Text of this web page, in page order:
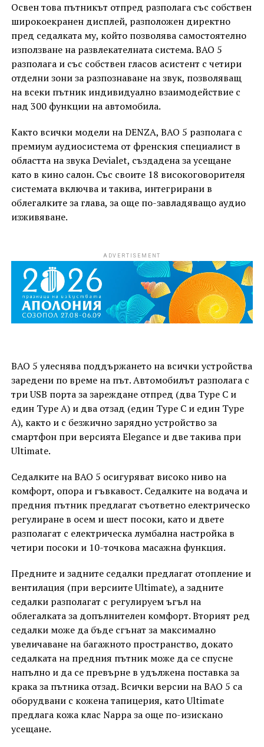
Освен това пътникът отпред разполага със собствен
широкоекранен дисплей, разположен директно
пред седалката му, който позволява самостоятелно
използване на развлекателната система. BAO 5
разполага и със собствен гласов асистент с четири
отделни зони за разпознаване на звук, позволяващ
на всеки пътник индивидуално взаимодействие с
над 300 функции на автомобила.
Както всички модели на DENZA, BAO 5 разполага с
премиум аудиосистема от френския специалист в
областта на звука Devialet, създадена за усещане
като в кино салон. Със своите 18 високоговорителя
системата включва и такива, интегрирани в
облегалките за глава, за още по-завладяващо аудио
изживяване.
ADVERTISEMENT
BAO 5 улеснява поддържането на всички устройства
заредени по време на път. Автомобилът разполага с
три USB порта за зареждане отпред (два Type C и
един Type A) и два отзад (един Type C и един Type
A), както и с безжично зарядно устройство за
смартфон при версията Elegance и две такива при
Ultimate.
Седалките на BAO 5 осигуряват високо ниво на
комфорт, опора и гъвкавост. Седалките на водача и
предния пътник предлагат съответно електрическо
регулиране в осем и шест посоки, като и двете
разполагат с електрическа лумбална настройка в
четири посоки и 10-точкова масажна функция.
Предните и задните седалки предлагат отопление и
вентилация (при версиите Ultimate), а задните
седалки разполагат с регулируем ъгъл на
облегалката за допълнителен комфорт. Вторият ред
седалки може да бъде сгънат за максимално
увеличаване на багажното пространство, докато
седалката на предния пътник може да се спусне
напълно и да се превърне в удължена поставка за
крака за пътника отзад. Всички версии на BAO 5 са
оборудвани с кожена тапицерия, като Ultimate
предлага кожа клас Nappa за още по-изискано
усещане.